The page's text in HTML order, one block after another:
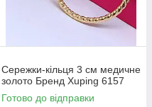
Сережки-кільця 3 см медичне
золото Бренд Xuping 6157
Готово до відправки